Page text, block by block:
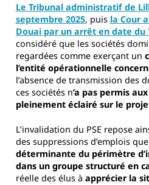
Le Tribunal administratif de
septembre 2025, puis la Cour
Douai par un arrêt en date du
considéré que les sociétés
regardées comme exerçant un
l’entité opérationnelle
l’absence de transmission des
ces sociétés n’a pas permis
pleinement éclairé sur le
L’invalidation du PSE repose
des suppressions d’emplois
déterminante du périmètre
dans un groupe structuré en
réelle des élus à apprécier la